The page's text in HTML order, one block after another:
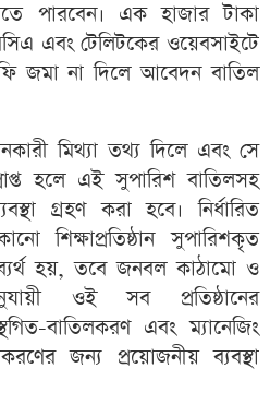
পারবেন। এক হাজার টাকা
এবং টেলিটকের ওয়েবসাইটে
জমা না দিলে আবেদন বাতিল
মিথ্যা তথ্য দিলে এবং সে
হলে এই সুপারিশ বাতিলসহ
গ্রহণ করা হবে। নির্ধারিত
শিক্ষাপ্রতিষ্ঠান সুপারিশকৃত
ব্যর্থ হয়, তবে জনবল কাঠামো ও
ওই সব প্রতিষ্ঠানের
বাতিলকরণ এবং ম্যানেজিং
জন্য প্রয়োজনীয় ব্যবস্থা